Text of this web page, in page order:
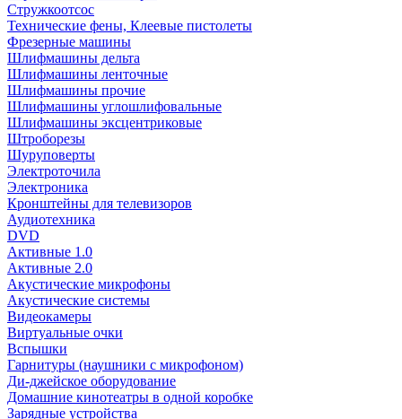
Стружкоотсос
Технические фены, Клеевые пистолеты
Фрезерные машины
Шлифмашины дельта
Шлифмашины ленточные
Шлифмашины прочие
Шлифмашины углошлифовальные
Шлифмашины эксцентриковые
Штроборезы
Шуруповерты
Электроточила
Электроника
Кронштейны для телевизоров
Аудиотехника
DVD
Активные 1.0
Активные 2.0
Акустические микрофоны
Акустические системы
Видеокамеры
Виртуальные очки
Вспышки
Гарнитуры (наушники с микрофоном)
Ди-джейское оборудование
Домашние кинотеатры в одной коробке
Зарядные устройства